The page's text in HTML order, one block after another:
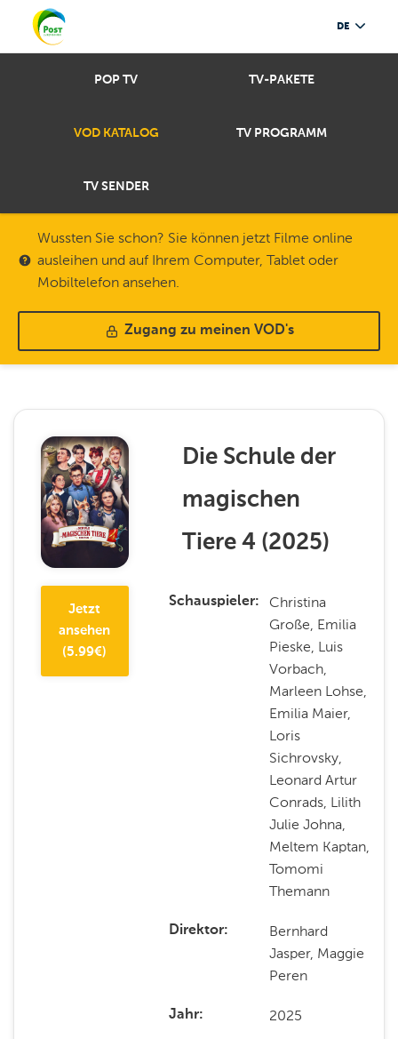
DE
POP TV TV-PAKETE
VOD KATALOG TV PROGRAMM
TV SENDER
Wussten Sie schon? Sie können jetzt Filme online
ausleihen und auf Ihrem Computer, Tablet oder
Mobiltelefon ansehen.
Zugang zu meinen VOD's
Jetzt
ansehen
(5.99€)
Die Schule der
magischen
Tiere 4 (2025)
Schauspieler
Christina
Große, Emilia
Pieske, Luis
Vorbach,
Marleen Lohse,
Emilia Maier,
Loris
Sichrovsky,
Leonard Artur
Conrads, Lilith
Julie Johna,
Meltem Kaptan,
Tomomi
Themann
Direktor
Bernhard
Jasper, Maggie
Peren
Jahr 2025